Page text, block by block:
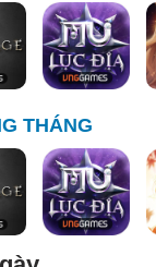
THÁNG